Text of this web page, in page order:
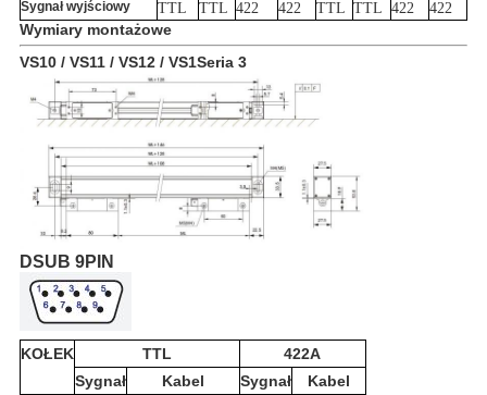
Sygnał wyjściowy TTL TTL 422 422 TTL TTL 422 422
Wymiary montażowe
VS10 / VS11 / VS12 / VS1Seria 3
DSUB 9PIN
KOŁEK TTL
422A
Sygnał
Kabel Sygnał
Kabel